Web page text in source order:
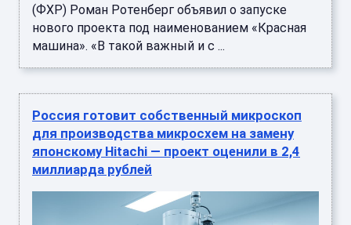
(ФХР) Роман Ротенберг объявил о запуске
нового проекта под наименованием «Красная
машина». «В такой важный и с ...
Россия готовит собственный микроскоп
для производства микросхем на замену
японскому Hitachi — проект оценили в 2,4
миллиарда рублей